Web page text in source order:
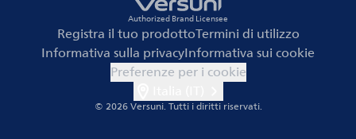
Authorized Brand Licensee
Registra il tuo prodottoTermini di utilizzo
Informativa sulla privacyInformativa sui cookie
Preferenze per i cookie
© 2026 Versuni.Tutti i diritti riservati.